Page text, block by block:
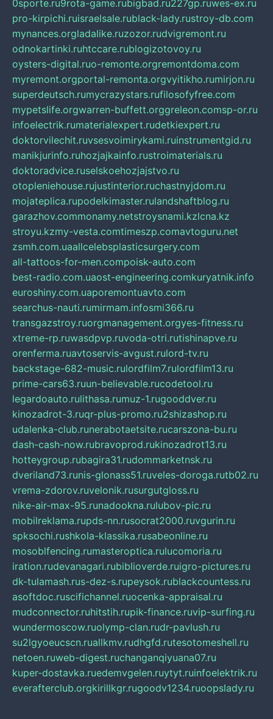
0sporte.ru9rota-game.rubigbad.ru227gp.ruwes-ex.ru
pro-kirpichi.ruisraelsale.rublack-lady.rustroy-db.com
mynances.orgladalike.ruzozor.rudvigremont.ru
odnokartinki.ruhtccare.rublogizotovoy.ru
oysters-digital.ruo-remonte.orgremontdoma.com
myremont.orgportal-remonta.orgvyitikho.rumirjon.ru
superdeutsch.rumycrazystars.rufilosofyfree.com
mypetslife.orgwarren-buffett.orggreleon.comsp-or.ru
infoelectrik.rumaterialexpert.rudetkiexpert.ru
doktorvilechit.ruvsesvoimirykami.ruinstrumentgid.ru
manikjurinfo.ruhozjajkainfo.rustroimaterials.ru
doktoradvice.ruselskoehozjajstvo.ru
otopleniehouse.rujustinterior.ruchastnyjdom.ru
mojateplica.rupodelkimaster.rulandshaftblog.ru
garazhov.commonamy.netstroysnami.kzlcna.kz
stroyu.kzmy-vesta.comtimeszp.comavtoguru.net
zsmh.com.uaallcelebsplasticsurgery.com
all-tattoos-for-men.compoisk-auto.com
best-radio.com.uaost-engineering.comkuryatnik.info
euroshiny.com.uaporemontuavto.com
searchus-nauti.rumirmam.infosmi366.ru
transgazstroy.ruorgmanagement.orgyes-fitness.ru
xtreme-rp.ruwasdpvp.ruvoda-otri.rutishinapve.ru
orenferma.ruavtoservis-avgust.rulord-tv.ru
backstage-682-music.rulordfilm7.rulordfilm13.ru
prime-cars63.ruun-believable.rucodetool.ru
legardoauto.rulithasa.rumuz-1.rugooddver.ru
kinozadrot-3.ruqr-plus-promo.ru2shizashop.ru
udalenka-club.runerabotaetsite.rucarszona-bu.ru
dash-cash-now.rubravoprod.rukinozadrot13.ru
hotteygroup.rubagira31.rudommarketnsk.ru
dveriland73.runis-glonass51.ruveles-doroga.rutb02.ru
vrema-zdorov.ruvelonik.rusurgutgloss.ru
nike-air-max-95.runadookna.rulubov-pic.ru
mobilreklama.rupds-nn.rusocrat2000.ruvgurin.ru
spksochi.rushkola-klassika.rusabeonline.ru
mosoblfencing.rumasteroptica.rulucomoria.ru
iration.rudevanagari.rubiblioverde.ruigro-pictures.ru
dk-tulamash.rus-dez-s.rupeysok.rublackcountess.ru
asoftdoc.ruscifichannel.ruocenka-appraisal.ru
mudconnector.ruhitstih.rupik-finance.ruvip-surfing.ru
wundermoscow.ruolymp-clan.rudr-pavlush.ru
su2lgyoeucscn.ruallkmv.rudhgfd.rutesotomeshell.ru
netoen.ruweb-digest.ruchanganqiyuana07.ru
kuper-dostavka.ruedemvgelen.ruytyt.ruinfoelektrik.ru
everafterclub.orgkirillkgr.rugoodv1234.ruoopslady.ru